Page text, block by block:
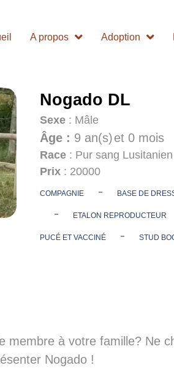
A propos Adoption
Nogado DL
Sexe : Mâle
Âge : 9 an(s)et 0 mois
Race : Pur sang Lusitanien
Prix : 20000
COMPAGNIE - BASE DE
- ETALON REPRODUCTEUR
PUCÉ ET VACCINÉ - STUD
membre à votre famille? Ne
Nogado !